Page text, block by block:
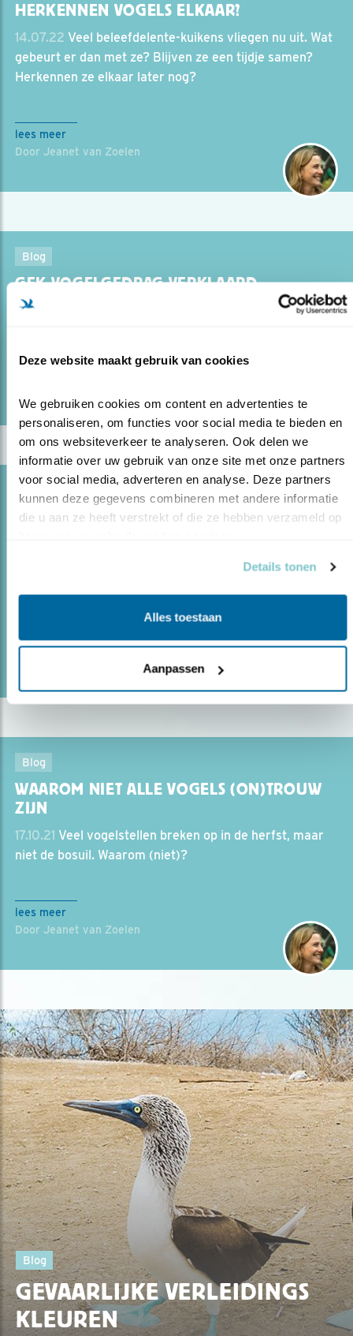
Deze website maakt gebruik van cookies
We gebruiken cookies om content en advertenties te
personaliseren, om functies voor social media te bieden en
om ons websiteverkeer te analyseren. Ook delen we
informatie over uw gebruik van onze site met onze partners
voor social media, adverteren en analyse. Deze partners
kunnen deze gegevens combineren met andere informatie
die u aan ze heeft verstrekt of die ze hebben verzameld op
Details tonen
Alles toestaan
Aanpassen
HERKENNEN VOGELS ELKAAR?
14.07.22 Veel beleefdelente-kuikens vliegen nu uit. Wat
gebeurt er dan met ze? Blijven ze een tijdje samen?
Herkennen ze elkaar later nog?
lees meer
Door Jeanet van Zoelen
Blog
GEK VOGELGEDRAG VERKLAARD
25.04.22 4 voorbeelden van gek vogelgedrag + uitleg
lees meer
VLIEGENDE RATTEN EN KRIJSENDE
Dit is het verhaal van de minst populaire
lees meer
Blog
WAAROM NIET ALLE VOGELS (ON)TROUW
ZIJN
17.10.21 Veel vogelstellen breken op in de herfst, maar
niet de bosuil. Waarom (niet)?
lees meer
Door Jeanet van Zoelen
Blog
GEVAARLIJKE VERLEIDINGS
KLEUREN